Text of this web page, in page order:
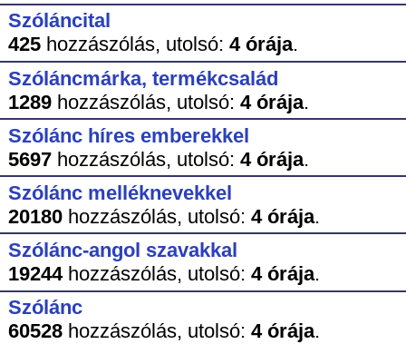
Szóláncital
425hozzászólás, utolsó: 4 órája.
Szóláncmárka, termékcsalád
1289hozzászólás, utolsó: 4 órája.
Szólánc híres emberekkel
5697hozzászólás, utolsó: 4 órája.
Szólánc melléknevekkel
20180hozzászólás, utolsó: 4 órája.
Szólánc-angol szavakkal
19244hozzászólás, utolsó: 4 órája.
Szólánc
60528hozzászólás, utolsó: 4 órája.